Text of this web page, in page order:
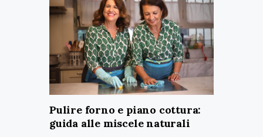
Pulire forno e piano cottura:
guida alle miscele naturali